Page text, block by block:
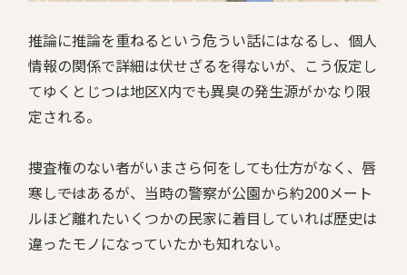
推論に推論を重ねるという危うい話にはなるし、個人
情報の関係で詳細は伏せざるを得ないが、こう仮定し
てゆくとじつは地区X内でも異臭の発生源がかなり限
定される。
捜査権のない者がいまさら何をしても仕方がなく、唇
寒し――ではあるが、当時の警察が公園から約200メート
ルほど離れたいくつかの民家に着目していれば歴史は
違ったモノになっていたかも知れない。